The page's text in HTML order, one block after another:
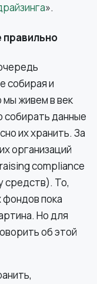
».
правильно
собирая и
мы живем в век
собирать данные
их хранить. За
организаций
compliance
средств). То,
фондов пока
Но для
об этой